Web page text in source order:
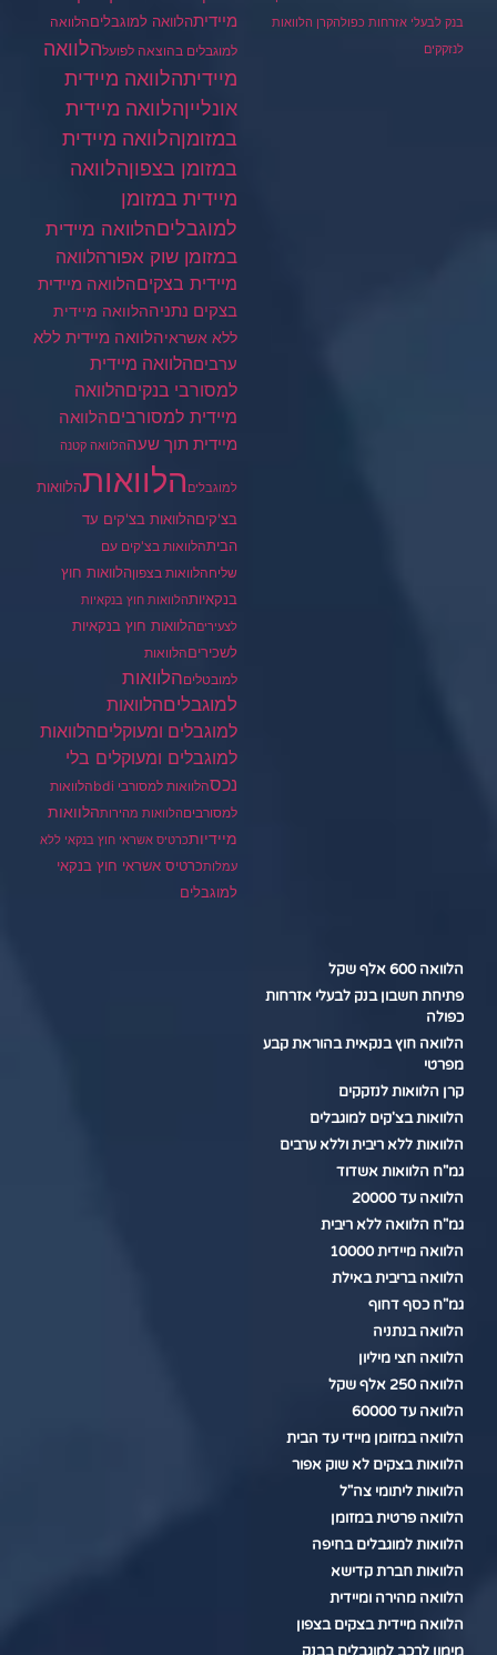
בנק לבעלי אזרחות כפולהקרן הלוואות
לנזקקים
מיידיתהלוואה למוגבליםהלוואה
למוגבלים בהוצאה לפועלהלוואה
מיידיתהלוואה מיידית
אונלייןהלוואה מיידית
במזומןהלוואה מיידית
במזומן בצפוןהלוואה
מיידית במזומן
למוגבליםהלוואה מיידית
במזומן שוק אפורהלוואה
מיידית בצקיםהלוואה מיידית
בצקים נתניההלוואה מיידית
ללא אשראיהלוואה מיידית ללא
ערביםהלוואה מיידית
למסורבי בנקיםהלוואה
מיידית למסורביםהלוואה
מיידית תוך שעההלוואה קטנה
למוגבלים הלוואותהלוואות
בצ'קיםהלוואות בצ'קים עד
הביתהלוואות בצ'קים עם
שליחהלוואות בצפוןהלוואות חוץ
בנקאיותהלוואות חוץ בנקאיות
לצעיריםהלוואות חוץ בנקאיות
לשכיריםהלוואות
למובטליםהלוואות
למוגבליםהלוואות
למוגבלים ומעוקליםהלוואות
למוגבלים ומעוקלים בלי
נכסהלוואות למסורבי bdi
הלוואות
למסורביםהלוואות מהירותהלוואות
מיידיותכרטיס אשראי חוץ בנקאי ללא
עמלותכרטיס אשראי חוץ בנקאי
למוגבלים
הלוואה 600 אלף שקל
פתיחת חשבון בנק לבעלי אזרחות
כפולה
הלוואה חוץ בנקאית בהוראת קבע
מפרטי
קרן הלוואות לנזקקים
הלוואות בצ'קים למוגבלים
הלוואות ללא ריבית וללא ערבים
גמ"ח הלוואות אשדוד
הלוואה עד 20000
גמ"ח הלוואה ללא ריבית
הלוואה מיידית 10000
הלוואה בריבית באילת
גמ"ח כסף דחוף
הלוואה בנתניה
הלוואה חצי מיליון
הלוואה 250 אלף שקל
הלוואה עד 60000
הלוואה במזומן מיידי עד הבית
הלוואות בצקים לא שוק אפור
הלוואות ליתומי צה"ל
הלוואה פרטית במזומן
הלוואות למוגבלים בחיפה
הלוואות חברת קדישא
הלוואה מהירה ומיידית
הלוואה מיידית בצקים בצפון